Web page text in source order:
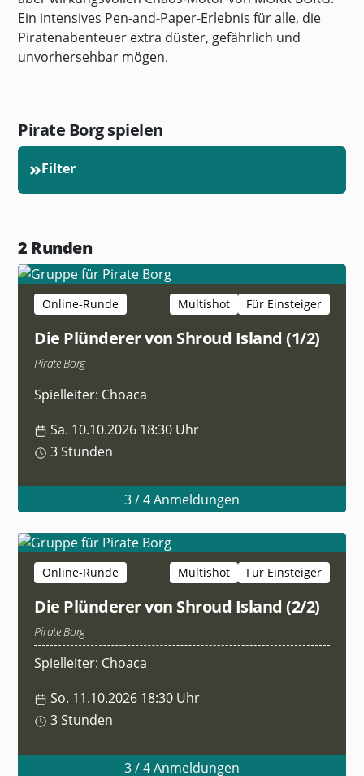
Ein intensives Pen-and-Paper-Erlebnis für alle, die
Piratenabenteuer extra düster, gefährlich und
unvorhersehbar mögen.
Pirate Borg spielen
»Filter
2 Runden
Online-Runde Multishot Für Einsteiger
Die Plünderer von Shroud Island (1/2)
Pirate Borg
Spielleiter: Choaca
Sa. 10.10.2026 18:30 Uhr
3 Stunden
3 / 4 Anmeldungen
Online-Runde Multishot Für Einsteiger
Die Plünderer von Shroud Island (2/2)
Pirate Borg
Spielleiter: Choaca
So. 11.10.2026 18:30 Uhr
3 Stunden
3 / 4 Anmeldungen